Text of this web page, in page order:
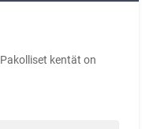
Pakolliset kentät on